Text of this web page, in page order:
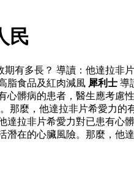
民
有多長？ 導讀：他達拉非
脂食品及紅肉減風 犀利士 導
髒病的患者，醫生應考慮
那麼，他達拉非片希愛力的
拉非片希愛力對已患有心
在的心臟風險。那麼，他